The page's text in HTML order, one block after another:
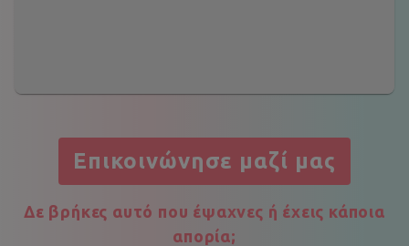
Επικοινώνησε μαζί μας
Δε βρήκες αυτό που έψαχνες ή έχεις κάποια
απορία;